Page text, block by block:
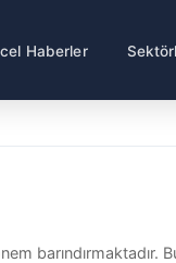
Haberler
barındırmaktadır.